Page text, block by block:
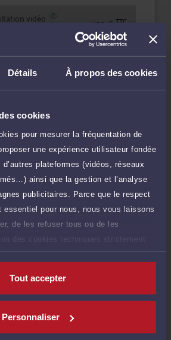
Détails À propos des cookies
cookies
pour mesurer la fréquentation de
une expérience utilisateur fondée
plateformes (vidéos, réseaux
ainsi que la gestion et l’analyse
publicitaires. Parce que le respect
essentiel pour nous, nous vous laissons
de les refuser tous ou de les
des cookies techniques strictement
du site.
Tout accepter
Personnaliser
vidéo 120 €TTC
Prendre RDV
téléphonique 120 €TTC
écrite
votre dossier + possibilité
pièce jointe
300 €
TTC
Consulter par écrit